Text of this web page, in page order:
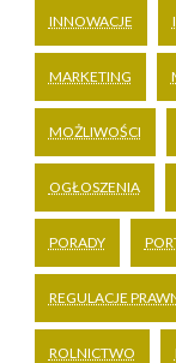
INNOWACJE
MARKETING
MOŻLIWOŚCI
OGŁOSZENIA
PORADY
REGULACJE
ROLNICTWO